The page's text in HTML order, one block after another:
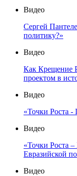
Видео
Сергей
политику?»
Видео
Как Крещение
проектом в
Видео
«Точки Роста
Видео
«Точки Роста
Евразийской
Видео